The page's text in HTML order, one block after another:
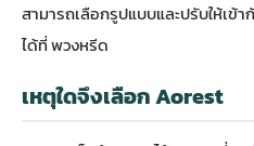
สามารถเลือกรูปแบบและปรับให้เข้
ได้ที่พวงหรีด
เหตุใดจึงเลือก Aorest